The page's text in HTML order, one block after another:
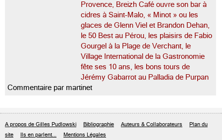
Provence, Breizh Café ouvre son bar à
cidres à Saint-Malo, « Minot » ou les
glaces de Glenn Viel et Brandon Dehan,
le 50 Best au Pérou, les plaisirs de Fabio
Gourgel à la Plage de Verchant, le
Village International de la Gastronomie
fête ses 10 ans, les bons tours de
Jérémy Gabarrot au Palladia de Purpan
Commentaire par martinet
A propos de Gilles Pudlowski Bibliographie Auteurs & Collaborateurs
Plan du
site
Ils en parlent... Mentions Légales